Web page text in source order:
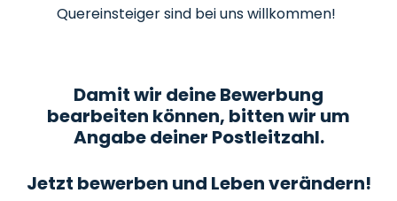
Quereinsteiger sind bei uns willkommen!
Damit wir deine Bewerbung
bearbeiten können, bitten wir um
Angabe deiner Postleitzahl.
Jetzt bewerben und Leben verändern!